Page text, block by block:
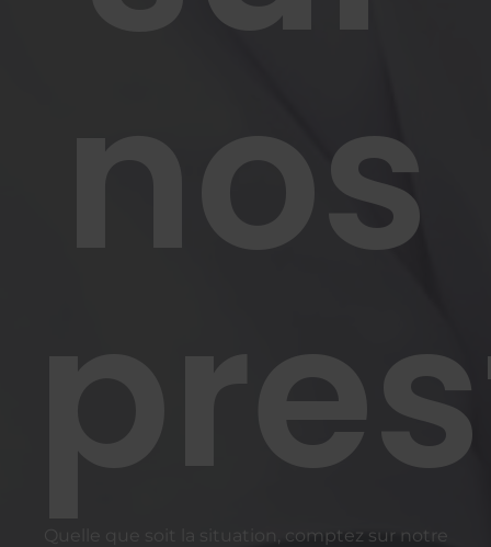
nos
Quelle que soit la situation, comptez sur notre